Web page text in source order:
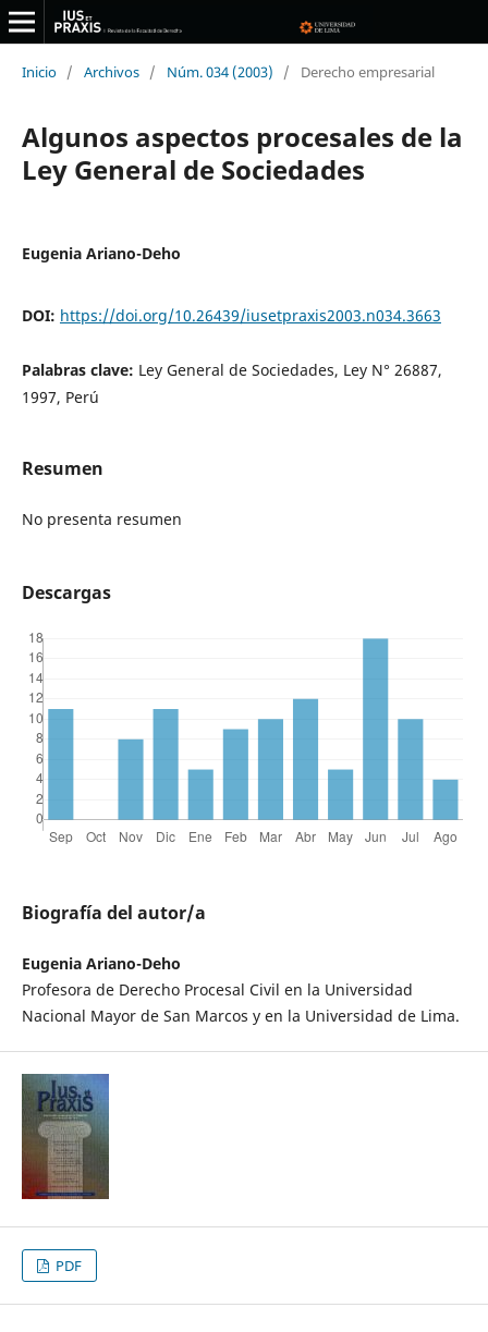
Inicio / Archivos / Núm. 034 (2003) / Derecho empresarial
Algunos aspectos procesales de la
Ley General de Sociedades
Eugenia Ariano-Deho
DOI: https://doi.org/10.26439/iusetpraxis2003.n034.3663
Palabras clave: Ley General de Sociedades, Ley N° 26887,
1997, Perú
Resumen
No presenta resumen
Descargas
Biografía del autor/a
Eugenia Ariano-Deho
Profesora de Derecho Procesal Civil en la Universidad
Nacional Mayor de San Marcos y en la Universidad de Lima.
PDF